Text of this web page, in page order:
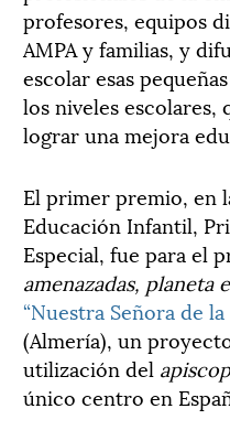
profesores, equipos
AMPA y familias, y
escolar esas
los niveles escolares,
lograr una mejora
El primer premio, en
Educación Infantil,
Especial, fue para el
amenazadas, planeta
“Nuestra Señora de la
(Almería), un
utilización del
único centro en